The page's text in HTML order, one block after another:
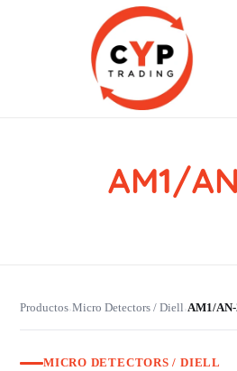
CYP Trading
AM1/
Productos›Micro Detectors / Diell›AM1/
MICRO DETECTORS / DIELL